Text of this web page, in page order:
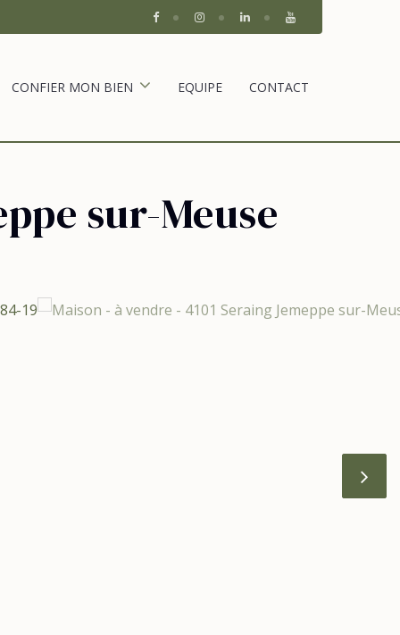
CONFIER MON BIEN EQUIPE CONTACT
sur-Meuse